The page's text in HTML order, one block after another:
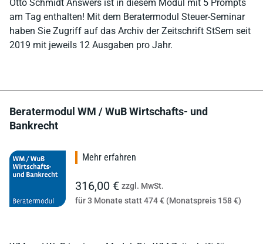
Otto Schmidt Answers ist in diesem Modul mit 5 Prompts
am Tag enthalten! Mit dem Beratermodul Steuer-Seminar
haben Sie Zugriff auf das Archiv der Zeitschrift StSem seit
2019 mit jeweils 12 Ausgaben pro Jahr.
Beratermodul WM / WuB Wirtschafts- und
Bankrecht
Mehr erfahren
316,00 € zzgl. MwSt.
für 3 Monate statt 474 € (Monatspreis 158 €)